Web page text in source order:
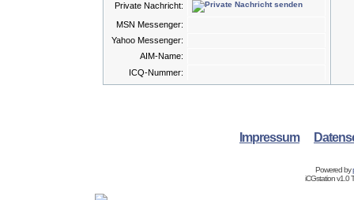
Private Nachricht:
MSN Messenger:
Yahoo Messenger:
AIM-Name:
ICQ-Nummer:
Impressum
Powered by
iCGstation v1.0